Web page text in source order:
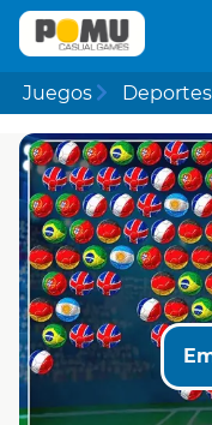
Juegos Deportes